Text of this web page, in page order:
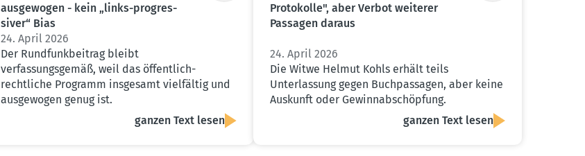
ausge­wogen - kein „links-progres­
siver“ Bias
24. April 2026
Der Rundfunkbeitrag bleibt
verfassungsgemäß, weil das öffentlich-
rechtliche Programm insgesamt vielfältig und
ausgewogen genug ist.
ganzen Text lesen
Proto­kolle", aber Verbot weiterer
Passagen daraus
24. April 2026
Die Witwe Helmut Kohls erhält teils
Unterlassung gegen Buchpassagen, aber keine
Auskunft oder Gewinnabschöpfung.
ganzen Text lesen